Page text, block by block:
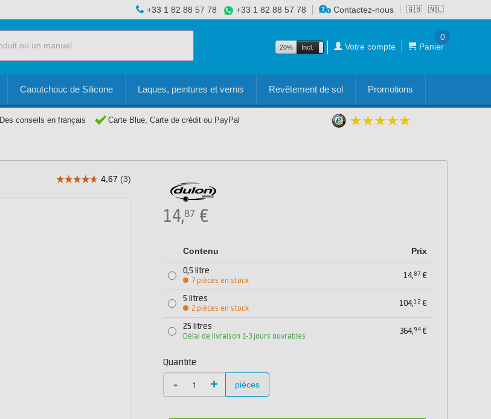
🇬🇧 🇳🇱
+33 1 82 88 57 78 +33 1 82 88 57 78 Contactez-nous
20% Incl. Excl. Votre compte Panier
0
Caoutchouc de Silicone Laques, peintures et vernis Revêtement de sol Promotions
Des conseils en français Carte Blue, Carte de crédit ou PayPal
14,87 €
Contenu Prix
0,5 litre
7 pièces en stock
14,87 €
5 litres
2 pièces en stock
104,12 €
25 litres
Délai de livraison 1-3 jours ouvrables
364,94 €
Quantité
- + pièces